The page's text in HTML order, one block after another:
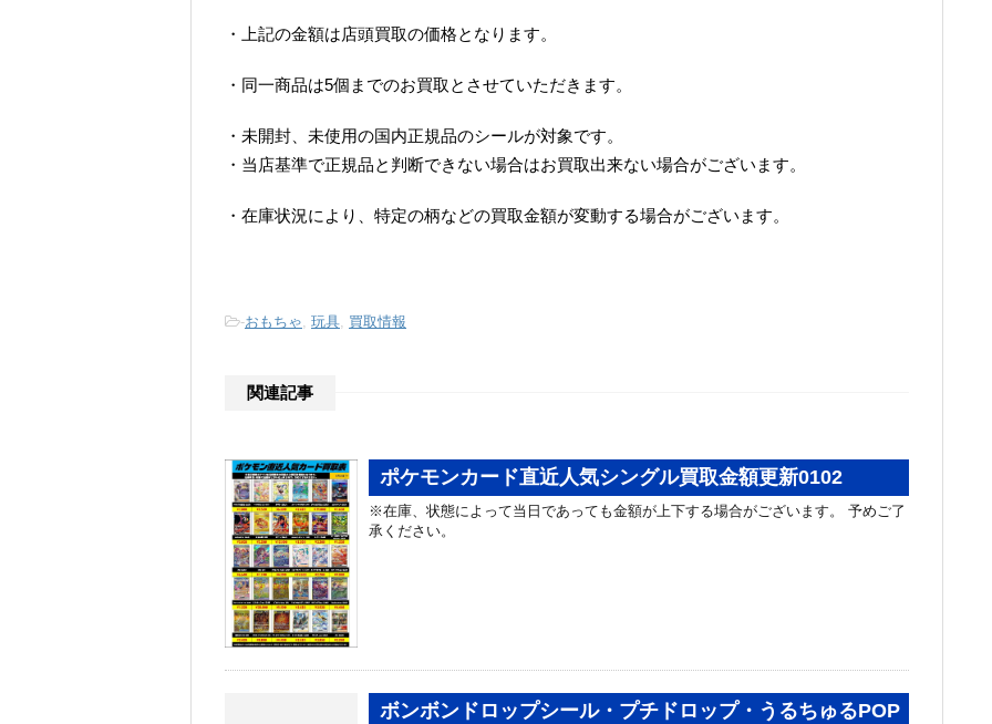
・上記の金額は店頭買取の価格となります。
・同一商品は5個までのお買取とさせていただきます。
・未開封、未使用の国内正規品のシールが対象です。
・当店基準で正規品と判断できない場合はお買取出来ない場合がございます。
・在庫状況により、特定の柄などの買取金額が変動する場合がございます。
-おもちゃ, 玩具, 買取情報
関連記事
ポケモンカード直近人気シングル買取金額更新0102
※在庫、状態によって当日であっても金額が上下する場合がございます。 予めご了
承ください。
ボンボンドロップシール・プチドロップ・うるちゅるPOP